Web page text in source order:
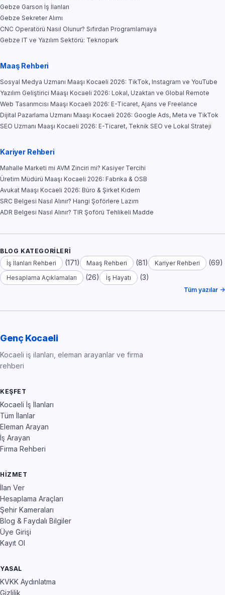
Gebze Garson İş İlanları
Gebze Sekreter Alımı
CNC Operatörü Nasıl Olunur? Sıfırdan Programlamaya
Gebze IT ve Yazılım Sektörü: Teknopark
Maaş Rehberi
Sosyal Medya Uzmanı Maaşı Kocaeli 2026: TikTok, Instagram ve YouTube
Yazılım Geliştirici Maaşı Kocaeli 2026: Lokal, Uzaktan ve Global Remote
Web Tasarımcısı Maaşı Kocaeli 2026: E-Ticaret, Ajans ve Freelance
Dijital Pazarlama Uzmanı Maaşı Kocaeli 2026: Google Ads, Meta ve TikTok
SEO Uzmanı Maaşı Kocaeli 2026: E-Ticaret, Teknik SEO ve Lokal Strateji
Kariyer Rehberi
Mahalle Marketi mi AVM Zinciri mi? Kasiyer Tercihi
Üretim Müdürü Maaşı Kocaeli 2026: Fabrika & OSB
Avukat Maaşı Kocaeli 2026: Büro & Şirket Kıdem
SRC Belgesi Nasıl Alınır? Hangi Şoförlere Lazım
ADR Belgesi Nasıl Alınır? TIR Şoförü Tehlikeli Madde
BLOG KATEGORILERI
İş İlanları Rehberi
(171) Maaş Rehberi (81) Kariyer Rehberi (69)
Hesaplama Açıklamaları (26) İş Hayatı (3)
Tüm yazılar →
Genç Kocaeli
Kocaeli iş ilanları, eleman arayanlar ve firma
rehberi
KEŞFET
Kocaeli İş İlanları
Tüm İlanlar
Eleman Arayan
İş Arayan
Firma Rehberi
HIZMET
İlan Ver
Hesaplama Araçları
Şehir Kameraları
Blog & Faydalı Bilgiler
Üye Girişi
Kayıt Ol
YASAL
KVKK Aydınlatma
Gizlilik